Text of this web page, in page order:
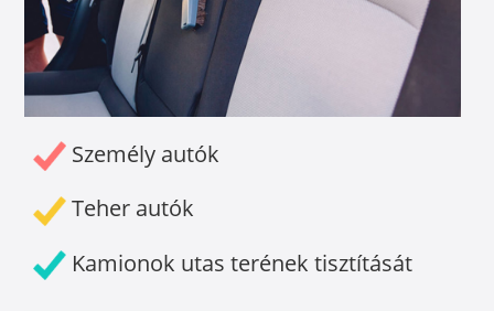
Személy autók
Teher autók
Kamionok utas terének tisztítását